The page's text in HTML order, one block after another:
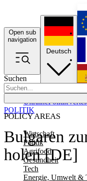
Open sub
navigation
Suchen
POLICY AREAS
Wirtschaft
Politik
Agrifood
Gesundheit
Tech
Energie, Umwelt &
UkrainePolitik
Deutsch
Bulgaren
holen [DE]
POLITIK